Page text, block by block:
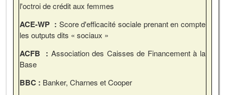
l'octroi de crédit aux femmes
ACE-WP : Score d'efficacité sociale prenant en compte
les outputs dits « sociaux »
ACFB : Association des Caisses de Financement à la
Base
BBC : Banker, Charnes et Cooper